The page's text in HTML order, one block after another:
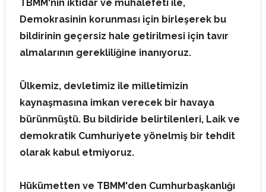
TBMM'nin iktidar ve muhalefeti ile,
Demokrasinin korunması için birleşerek bu
bildirinin geçersiz hale getirilmesi için tavır
almalarının gerekliliğine inanıyoruz.
Ülkemiz, devletimiz ile milletimizin
kaynaşmasına imkan verecek bir havaya
bürünmüştü. Bu bildiride belirtilenleri, Laik ve
demokratik Cumhuriyete yönelmiş bir tehdit
olarak kabul etmiyoruz.
Hükümetten ve TBMM'den Cumhurbaşkanlığı